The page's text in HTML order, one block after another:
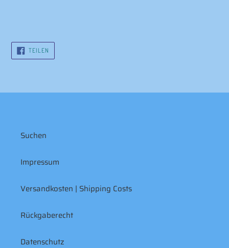
TEILEN
TEILEN
Suchen
Impressum
Versandkosten | Shipping Costs
Rückgaberecht
Datenschutz